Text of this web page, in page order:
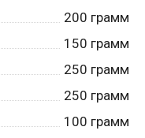
200 грамм
150 грамм
250 грамм
250 грамм
100 грамм